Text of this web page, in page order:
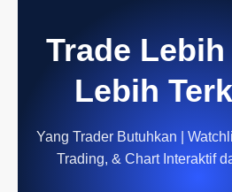
Trade
Lebih
Yang Trader Butuhkan |
Trading, & Chart Interaktif